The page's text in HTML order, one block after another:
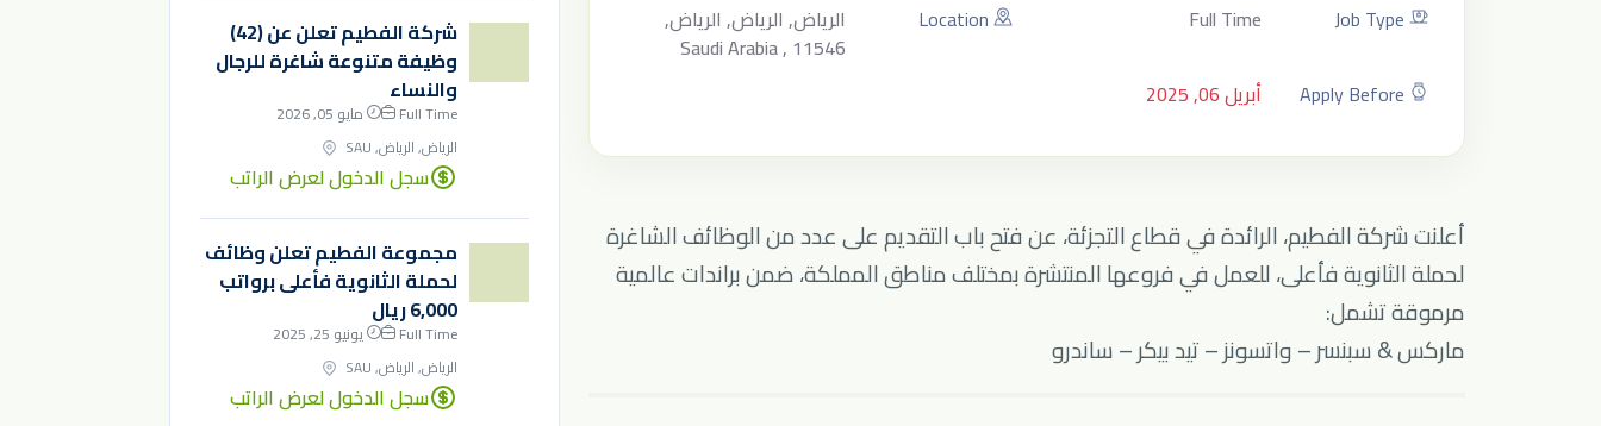
Job Type
Full Time
Location
الرياض, الرياض, الرياض,
Saudi Arabia , 11546
Apply Before
أبريل 06, 2025
أعلنت شركة الفطيم، الرائدة في قطاع التجزئة، عن فتح باب التقديم على عدد من الوظائف الشاغرة
لحملة الثانوية فأعلى، للعمل في فروعها المنتشرة بمختلف مناطق المملكة، ضمن براندات عالمية
مرموقة تشمل:
ماركس & سبنسر – واتسونز – تيد بيكر – ساندرو
شركة الفطيم تعلن عن (42)
وظيفة متنوعة شاغرة للرجال
والنساء
Full Time
مايو 05, 2026
الرياض, الرياض, SAU
سجل الدخول لعرض الراتب
مجموعة الفطيم تعلن وظائف
لحملة الثانوية فأعلى برواتب
6,000 ريال
Full Time
يونيو 25, 2025
الرياض, الرياض, SAU
سجل الدخول لعرض الراتب